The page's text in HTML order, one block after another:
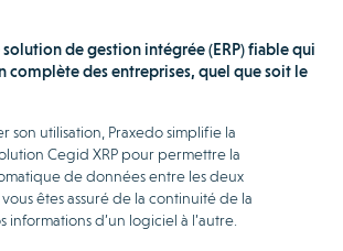
solution de gestion intégrée (ERP) fiable qui
complète des entreprises, quel que soit le
son utilisation, Praxedo simplifie la
Cegid XRP pour permettre la
de données entre les deux
êtes assuré de la continuité de la
informations d’un logiciel à l’autre.